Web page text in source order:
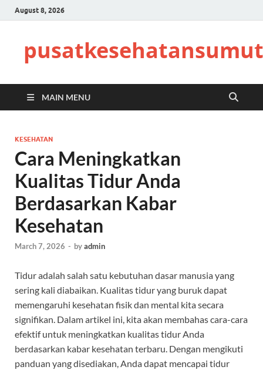
August 8, 2026
MAIN MENU
KESEHATAN
Cara Meningkatkan
Kualitas Tidur Anda
Berdasarkan Kabar
Kesehatan
March 7, 2026 - byadmin
Tidur adalah salah satu kebutuhan dasar manusia yang
sering kali diabaikan. Kualitas tidur yang buruk dapat
memengaruhi kesehatan fisik dan mental kita secara
signifikan. Dalam artikel ini, kita akan membahas cara-cara
efektif untuk meningkatkan kualitas tidur Anda
berdasarkan kabar kesehatan terbaru. Dengan mengikuti
panduan yang disediakan, Anda dapat mencapai tidur